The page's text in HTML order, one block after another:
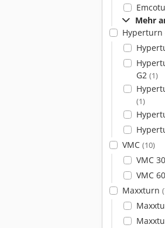
Mehr
Hyperturn
G2 (1)
(1)
VMC (10)
VMC
VMC
Maxxturn